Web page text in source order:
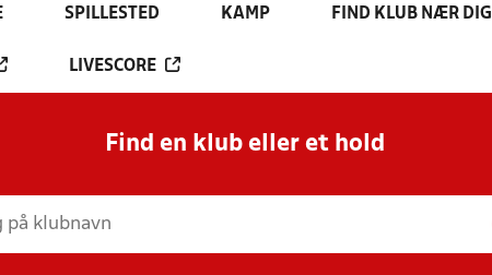
SPILLESTED KAMP FIND KLUB NÆR DIG
LIVESCORE
Find en klub eller et hold